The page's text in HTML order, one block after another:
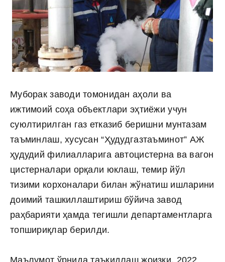
Муборак заводи томонидан аҳоли ва
ижтимоий соҳа объектлари эҳтиёжи учун
суюлтирилган газ етказиб беришни мунтазам
таъминлаш, хусусан “Ҳудудгазтаъминот” АЖ
ҳудудий филиалларига автоцистерна ва вагон
цистерналари орқали юклаш, темир йўл
тизими корхоналари билан жўнатиш ишларини
доимий ташкиллаштириш бўйича завод
раҳбарияти ҳамда тегишли департаментларга
топшириқлар берилди.
Маълумот ўрнида таъкидлаш жоизки, 2022